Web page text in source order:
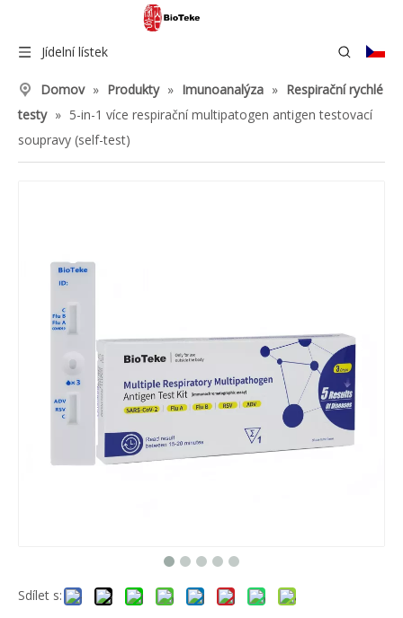
Jídelní lístek
Domov » Produkty » Imunoanalýza » Respirační rychlé
testy » 5-in-1 více respirační multipatogen antigen testovací
soupravy (self-test)
Sdílet s: